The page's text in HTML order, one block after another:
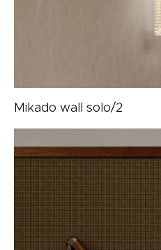
Mikado wall solo/2